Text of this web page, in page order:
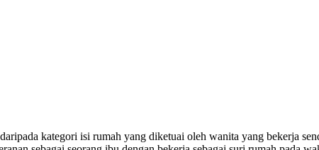
daripada kategori isi rumah yang diketuai oleh wanita yang bekerja